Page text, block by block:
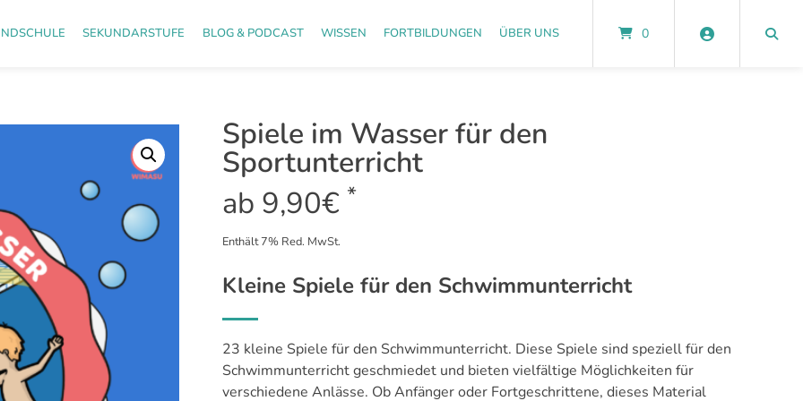
SEKUNDARSTUFE BLOG & PODCAST WISSEN FORTBILDUNGEN ÜBER UNS 0
Spiele im Wasser für den
Sportunterricht
ab 9,90€ *
Enthält 7% Red. MwSt.
Kleine Spiele für den Schwimmunterricht
23 kleine Spiele für den Schwimmunterricht. Diese Spiele sind speziell für den
Schwimmunterricht geschmiedet und bieten vielfältige Möglichkeiten für
verschiedene Anlässe. Ob Anfänger oder Fortgeschrittene, dieses Material